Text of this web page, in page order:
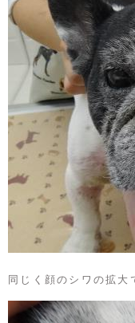
同じく顔のシワの拡大